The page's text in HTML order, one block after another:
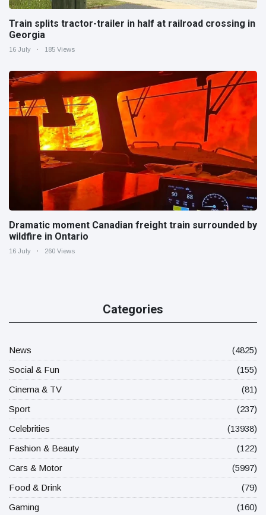
Train splits tractor-trailer in half at railroad crossing in
Georgia
16 July 185 Views
Dramatic moment Canadian freight train surrounded by
wildfire in Ontario
16 July 260 Views
Categories
News
(4825)
Social & Fun
(155)
Cinema & TV
(81)
Sport
(237)
Celebrities
(13938)
Fashion & Beauty
(122)
Cars & Motor
(5997)
Food & Drink
(79)
Gaming
(160)